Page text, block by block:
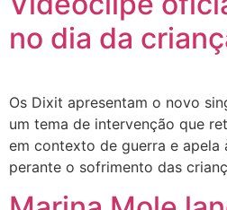
no dia da
Os Dixit apresentam o novo
um tema de intervenção que
em contexto de guerra e apela
perante o sofrimento das